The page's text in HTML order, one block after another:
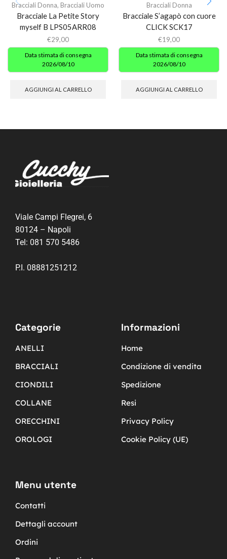
Bracciali Donna, Bracciali Uomo
Bracciale La Petite Story
myself B LPS05ARR08
€29,00
Data stimata di consegna
2026/08/10
AGGIUNGI AL CARRELLO
Bracciali Donna
Bracciale S’agapò con cuore
CLICK SCK17
€19,00
Data stimata di consegna
2026/08/10
AGGIUNGI AL CARRELLO
Viale Campi Flegrei, 6
80124 – Napoli
Tel: 081 570 5486
P.I. 08881251212
Categorie
ANELLI
BRACCIALI
CIONDILI
COLLANE
ORECCHINI
OROLOGI
Informazioni
Home
Condizione di vendita
Spedizione
Resi
Privacy Policy
Cookie Policy (UE)
Menu utente
Contatti
Dettagli account
Ordini